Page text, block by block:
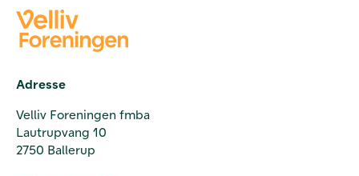
Adresse
Velliv Foreningen fmba
Lautrupvang 10
2750 Ballerup